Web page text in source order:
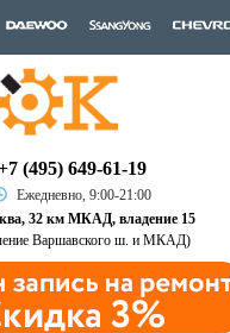
(495) 649-61-19
Ежедневно, 9:00-21:00
32 км МКАД, владение 15
Варшавского ш. и МКАД)